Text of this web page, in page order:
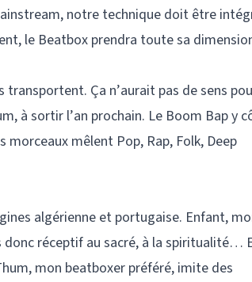
notre technique doit être
le Beatbox prendra toute sa
Ça n’aurait pas de sens
à sortir l’an prochain. Le Boom Bap y
mêlent Pop, Rap, Folk, Deep
algérienne et portugaise. Enfant,
donc réceptif au sacré, à la spiritualité…
mon beatboxer préféré, imite des